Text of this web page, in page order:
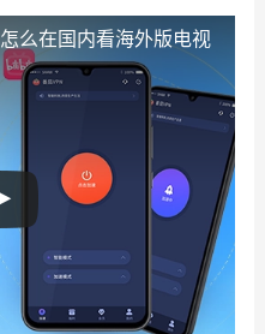
怎么在国内看海外版电视